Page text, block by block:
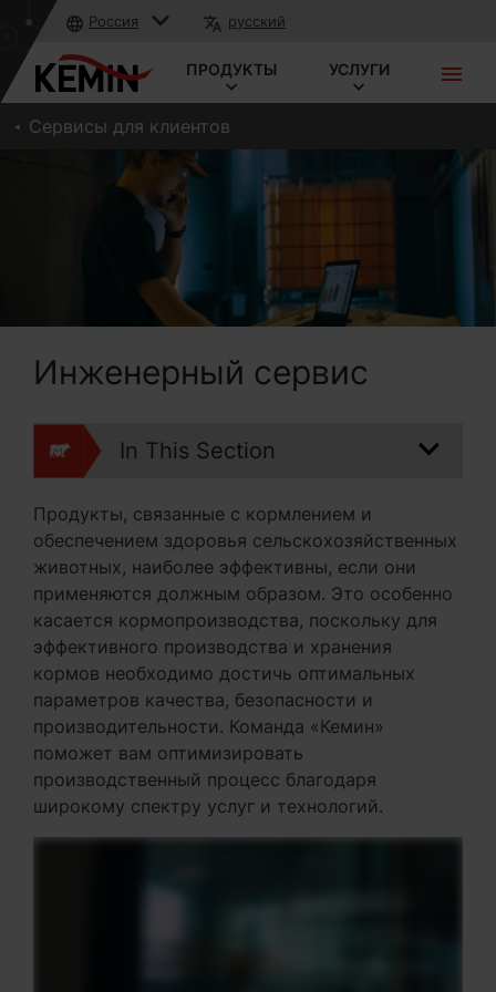
Россия русский
ПРОДУКТЫ УСЛУГИ
Сервисы для клиентов
Инженерный сервис
In This Section
Продукты, связанные с кормлением и
обеспечением здоровья сельскохозяйственных
животных, наиболее эффективны, если они
применяются должным образом. Это особенно
касается кормопроизводства, поскольку для
эффективного производства и хранения
кормов необходимо достичь оптимальных
параметров качества, безопасности и
производительности. Команда «Кемин»
поможет вам оптимизировать
производственный процесс благодаря
широкому спектру услуг и технологий.